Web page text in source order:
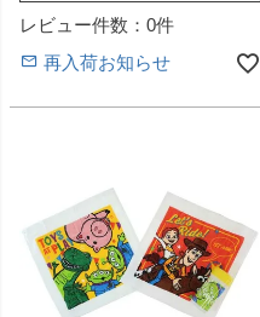
レビュー件数：0件
再入荷お知らせ